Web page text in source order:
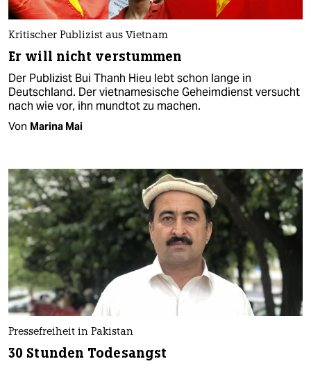
Kritischer Publizist aus Vietnam
Er will nicht verstummen
Der Publizist Bui Thanh Hieu lebt schon lange in
Deutschland. Der vietnamesische Geheimdienst versucht
nach wie vor, ihn mundtot zu machen.
Von Marina Mai
Pressefreiheit in Pakistan
30 Stunden Todesangst